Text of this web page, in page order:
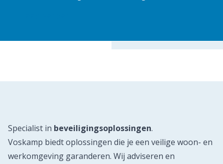
Specialist in beveiligingsoplossingen.
Voskamp biedt oplossingen die je een veilige woon- en
werkomgeving garanderen. Wij adviseren en